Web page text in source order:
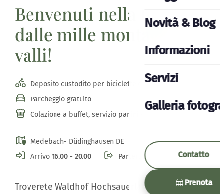
Benvenuti nella terra
dalle mille montagne e
valli!
Troverete Waldhof Hochsauerland nel
Deposito custodito per biciclette e moto
Parcheggio gratuito
Colazione a buffet, servizio panini e Waldbowls
Medebach- Düdinghausen DE
Arrivo 16.00 - 20.00 Partenza
Novità & Blog
Informazioni
Servizi
Galleria
Contatto
Prenota